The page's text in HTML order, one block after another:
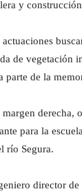
y
actuaciones
de vegetación
parte de la
margen derecha,
para la
río Segura.
director de